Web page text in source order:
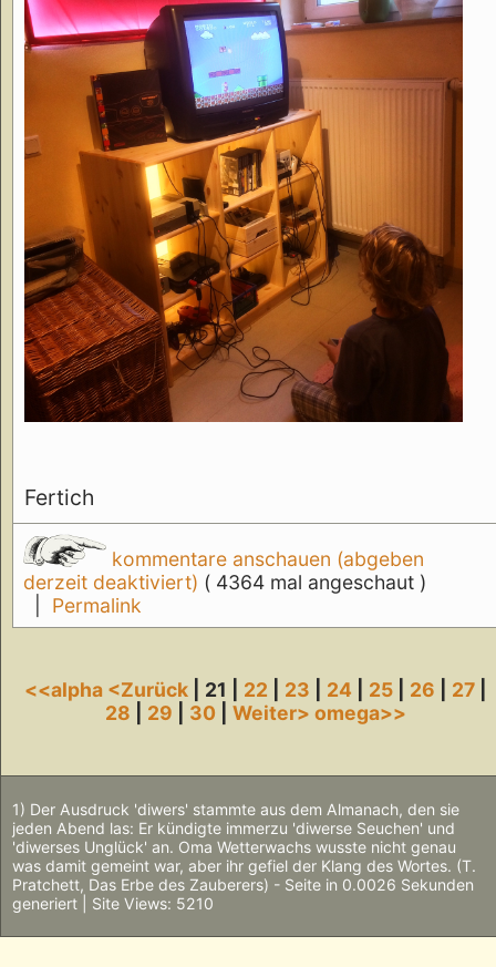
Fertich
kommentare anschauen (abgeben
derzeit deaktiviert) ( 4364 mal angeschaut )
Permalink
<<alpha <Zurück | 21 | 22 23 24 25| 26 27|
28
29 30| Weiter> omega>>
1) Der Ausdruck 'diwers' stammte aus dem Almanach, den sie
jeden Abend las: Er kündigte immerzu 'diwerse Seuchen' und
'diwerses Unglück' an. Oma Wetterwachs wusste nicht genau
was damit gemeint war, aber ihr gefiel der Klang des Wortes. (T.
Pratchett, Das Erbe des Zauberers) - Seite in 0.0026 Sekunden
generiert | Site Views: 5210